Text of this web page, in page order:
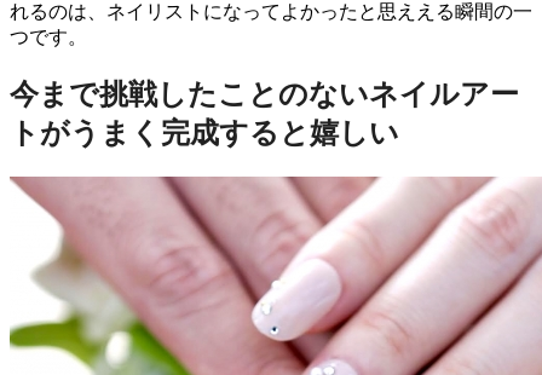
れるのは、ネイリストになってよかったと思ええる瞬間の一
つです。
今まで挑戦したことのないネイルアー
トがうまく完成すると嬉しい